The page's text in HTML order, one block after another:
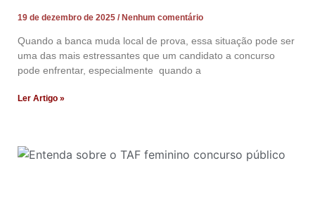
19 de dezembro de 2025 Nenhum comentário
Quando a banca muda local de prova, essa situação pode ser
uma das mais estressantes que um candidato a concurso
pode enfrentar, especialmente quando a
Ler Artigo »